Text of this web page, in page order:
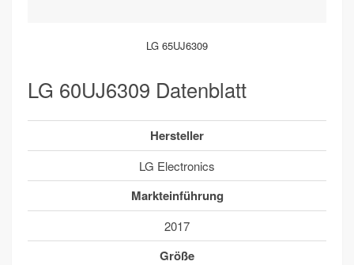
LG 65UJ6309
LG 60UJ6309 Datenblatt
Hersteller
LG Electronics
Markteinführung
2017
Größe